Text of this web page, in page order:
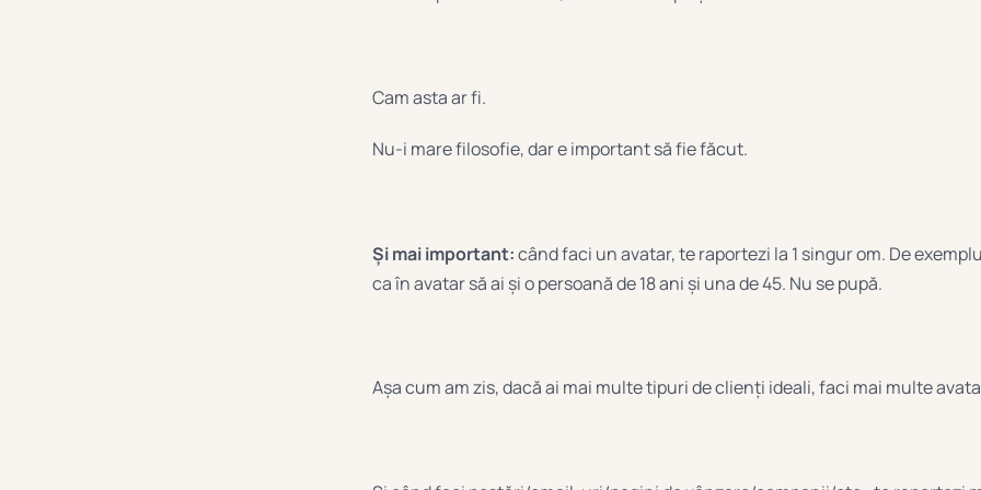
Cam asta ar fi.
Nu-i mare filosofie, dar e important să fie făcut.
Și mai important:când faci un avatar, te raportezi la 1 singur om. De
ca în avatar să ai și o persoană de 18 ani și una de 45. Nu se pupă.
Așa cum am zis, dacă ai mai multe tipuri de clienți ideali, faci mai multe